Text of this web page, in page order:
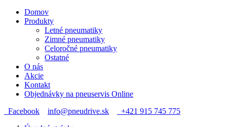
Domov
Produkty
Letné pneumatiky
Zimné pneumatiky
Celoročné pneumatiky
Ostatné
O nás
Akcie
Kontakt
Objednávky na pneuservis Online
Facebook
info@pneudrive.sk
+421 915 745 775